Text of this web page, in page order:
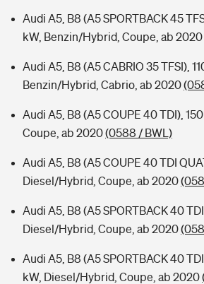
Audi A5, B8 (A5 SPORTBACK 45
kW, Benzin/Hybrid, Coupe, ab 2020
Audi A5, B8 (A5 CABRIO 35 TFSI),
Benzin/Hybrid, Cabrio, ab 2020
Audi A5, B8 (A5 COUPE 40 TDI),
Coupe, ab 2020(0588 / BWL)
Audi A5, B8 (A5 COUPE 40 TDI
Diesel/Hybrid, Coupe, ab 2020
Audi A5, B8 (A5 SPORTBACK 40
Diesel/Hybrid, Coupe, ab 2020
Audi A5, B8 (A5 SPORTBACK 40
kW, Diesel/Hybrid, Coupe, ab 2020